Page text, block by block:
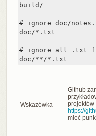
build/
# ignore doc/
doc/*.txt
# ignore all .txt
doc/**/*.txt
Wskazówka
Github
projektów
https://
mieć